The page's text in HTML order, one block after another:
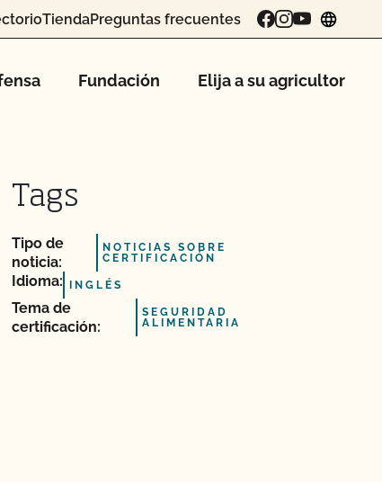
TiendaPreguntas frecuentes
Fundación Elija a su agricultor
Tags
Tipo de
noticia:
NOTICIAS SOBRE
CERTIFICACIÓN
Idioma: INGLÉS
Tema de
certificación:
SEGURIDAD
ALIMENTARIA